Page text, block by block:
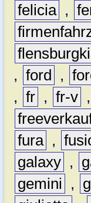
felicia ,
, ford ,
, fr , fr-v ,
fura ,
galaxy ,
gemini
,